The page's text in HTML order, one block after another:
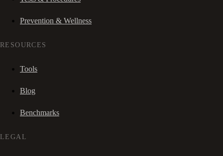
Prevention & Wellness
RESOURCES
Tools
Blog
Benchmarks
LEGAL